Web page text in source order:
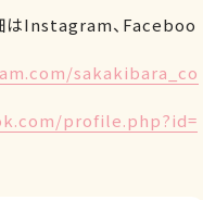
はInstagram、Faceboo
sakakibara_co
profile.php?id=